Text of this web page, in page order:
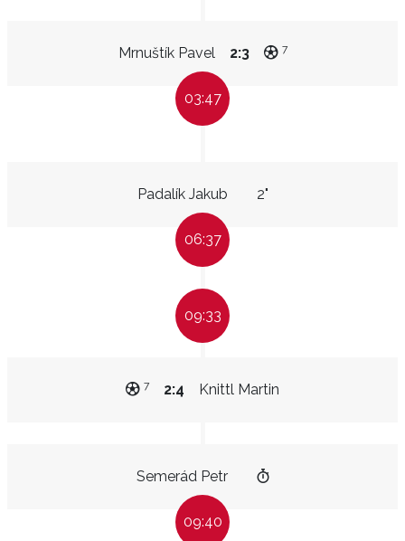
Mrnuštík Pavel 2:3 7
03:47
Padalík Jakub 2"
06:37
09:33
Knittl Martin
2:4
7
Semerád Petr
09:40